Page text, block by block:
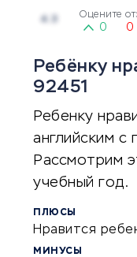
Оцените
0 0
Ребёнку
92451
Ребенку
английским с
Рассмотрим
учебный год.
ПЛЮСЫ
Нравится
МИНУСЫ